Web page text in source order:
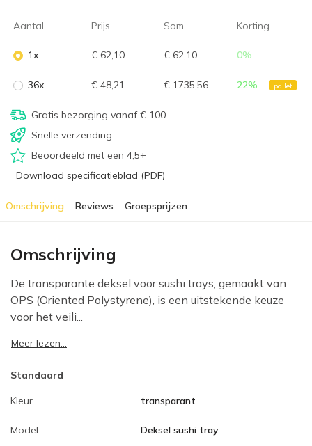
Aantal Prijs Som Korting
1x € 62,10 € 62,10 0%
36x € 48,21 € 1735,56 22% pallet
Gratis bezorging vanaf € 100
Snelle verzending
Beoordeeld met een 4,5+
Download specificatieblad (PDF)
Omschrijving Reviews Groepsprijzen
Omschrijving
De transparante deksel voor sushi trays, gemaakt van
OPS (Oriented Polystyrene), is een uitstekende keuze
voor het veili...
Meer lezen...
Standaard
Kleur transparant
Model Deksel sushi tray